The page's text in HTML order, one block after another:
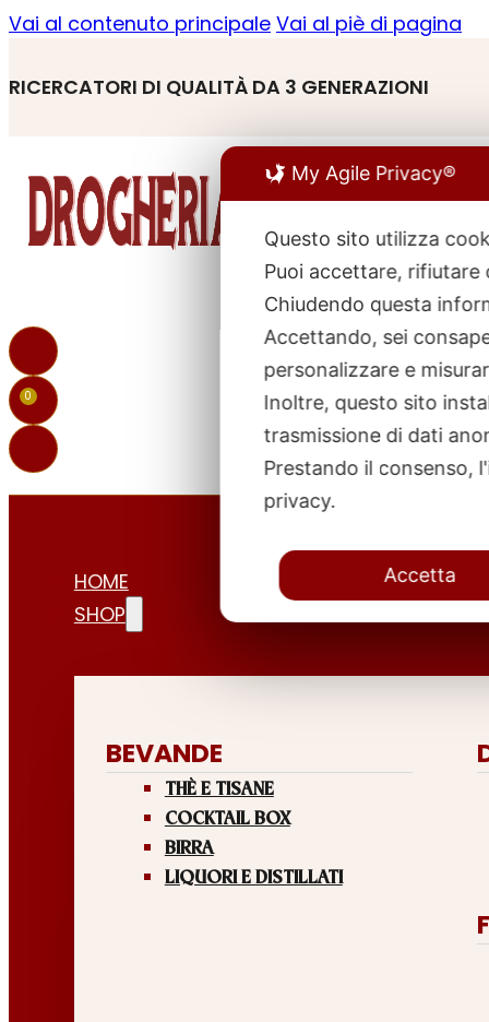
Vai al contenuto principale Vai al piè di pagina
RICERCATORI DI QUALITÀ DA 3 GENERAZIONI
0
HOME
SHOP
BEVANDE
THÈ E TISANE
COCKTAIL BOX
BIRRA
LIQUORI E DISTILLATI
My Agile Privacy®
Questo sito utilizza
Puoi accettare, rifiutare
Chiudendo questa
Accettando, sei
personalizzare e
Inoltre, questo sito
trasmissione di dati
Prestando il consenso,
privacy.
Accetta